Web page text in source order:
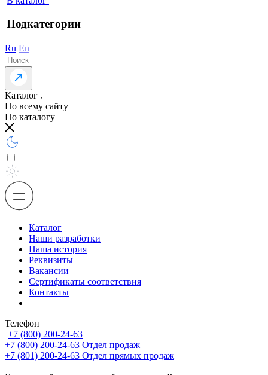
Подкатегории
Ru En
Каталог
По всему сайту
По каталогу
Каталог
Наши разработки
Наша история
Реквизиты
Вакансии
Сертификаты соответствия
Контакты
Телефон
+7 (800) 200-24-63
+7 (800) 200-24-63 Отдел продаж
+7 (801) 200-24-63 Отдел прямых продаж